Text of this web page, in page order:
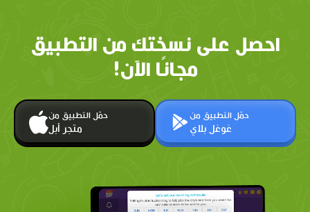
احصل على نسختك من التطبيق
مجانًا الآن!
حمّل التطبيق من
متجر أبل
حمّل التطبيق من
غوغل بلاي